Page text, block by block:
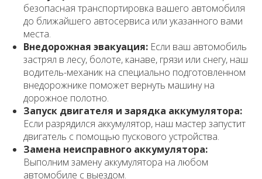
безопасная транспортировка вашего автомобиля
до ближайшего автосервиса или указанного вами
места.
Внедорожная эвакуация: Если ваш автомобиль
застрял в лесу, болоте, канаве, грязи или снегу, наш
водитель-механик на специально подготовленном
внедорожнике поможет вернуть машину на
дорожное полотно.
Запуск двигателя и зарядка аккумулятора:
Если разрядился аккумулятор, наш мастер запустит
двигатель с помощью пускового устройства.
Замена неисправного аккумулятора:
Выполним замену аккумулятора на любом
автомобиле с выездом.